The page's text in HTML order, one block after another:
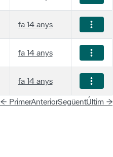
fa 14 anys
fa 14 anys
fa 14 anys
← PrimerAnteriorSegüentÚltim →